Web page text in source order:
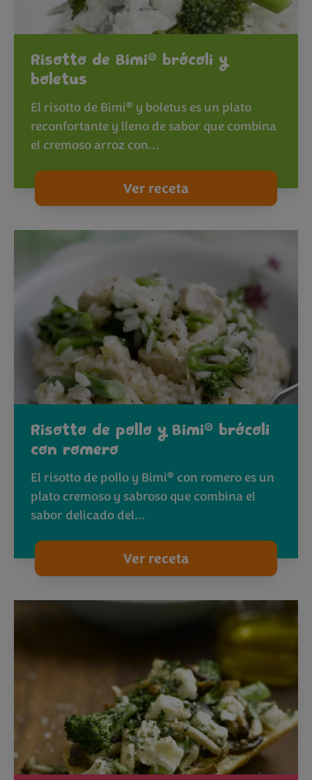
Risotto de Bimi® brócoli y
boletus
El risotto de Bimi® y boletus es un plato
reconfortante y lleno de sabor que combina
el cremoso arroz con…
Ver receta
Risotto de pollo y Bimi® brócoli
con romero
El risotto de pollo y Bimi® con romero es un
plato cremoso y sabroso que combina el
sabor delicado del…
Ver receta